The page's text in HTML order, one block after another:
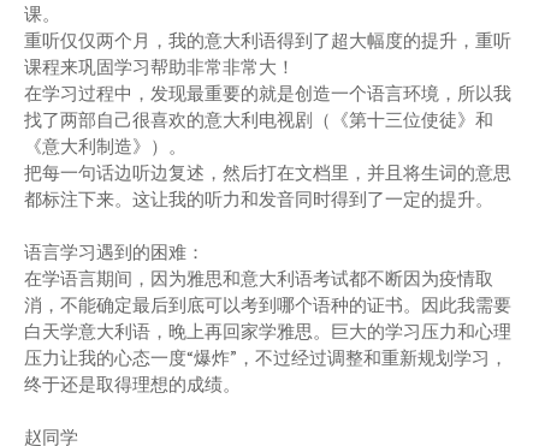
课。
重听仅仅两个月，我的意大利语得到了超大幅度的提升，重听
课程来巩固学习帮助非常非常大！
在学习过程中，发现最重要的就是创造一个语言环境，所以我
找了两部自己很喜欢的意大利电视剧（《第十三位使徒》和
《意大利制造》）。
把每一句话边听边复述，然后打在文档里，并且将生词的意思
都标注下来。这让我的听力和发音同时得到了一定的提升。
语言学习遇到的困难：
在学语言期间，因为雅思和意大利语考试都不断因为疫情取
消，不能确定最后到底可以考到哪个语种的证书。因此我需要
白天学意大利语，晚上再回家学雅思。巨大的学习压力和心理
压力让我的心态一度“爆炸”，不过经过调整和重新规划学习，
终于还是取得理想的成绩。
赵同学